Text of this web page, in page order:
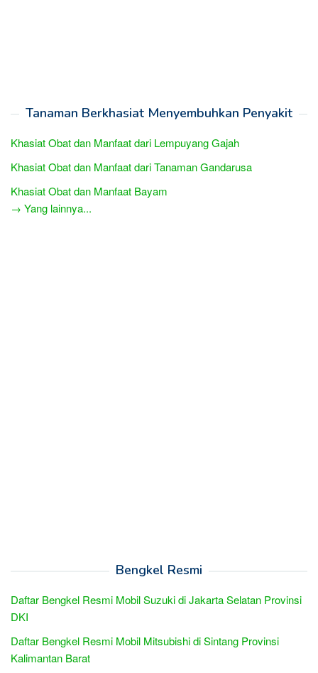
Tanaman Berkhasiat Menyembuhkan Penyakit
Khasiat Obat dan Manfaat dari Lempuyang Gajah
Khasiat Obat dan Manfaat dari Tanaman Gandarusa
Khasiat Obat dan Manfaat Bayam
→ Yang lainnya...
Bengkel Resmi
Daftar Bengkel Resmi Mobil Suzuki di Jakarta Selatan Provinsi
DKI
Daftar Bengkel Resmi Mobil Mitsubishi di Sintang Provinsi
Kalimantan Barat